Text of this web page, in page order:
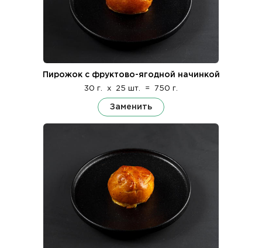
Пирожок с фруктово-ягодной начинкой
30 г. x 25 шт. = 750 г.
Заменить